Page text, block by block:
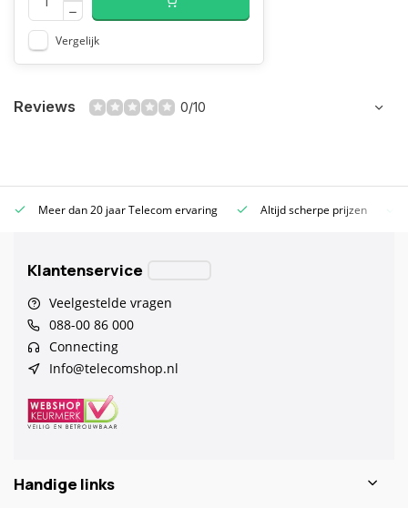
Vergelijk
Reviews 0/10
Meer dan 20 jaar Telecom ervaring Altijd scherpe prijzen
Klantenservice
Veelgestelde vragen
088-00 86 000
Connecting
Info@telecomshop.nl
Handige links